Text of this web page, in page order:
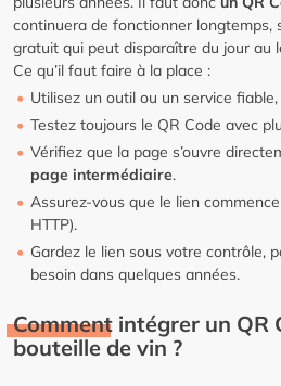
continuera de fonctionner longtemps,
gratuit qui peut disparaître du jour au
Ce qu’il faut faire à la place :
Utilisez un outil ou un service
Testez toujours le QR Code avec
Vérifiez que la page s’ouvre
page intermédiaire.
Assurez-vous que le lien
HTTP).
Gardez le lien sous votre contrôle,
besoin dans quelques années.
Comment intégrer un QR
bouteille de vin ?